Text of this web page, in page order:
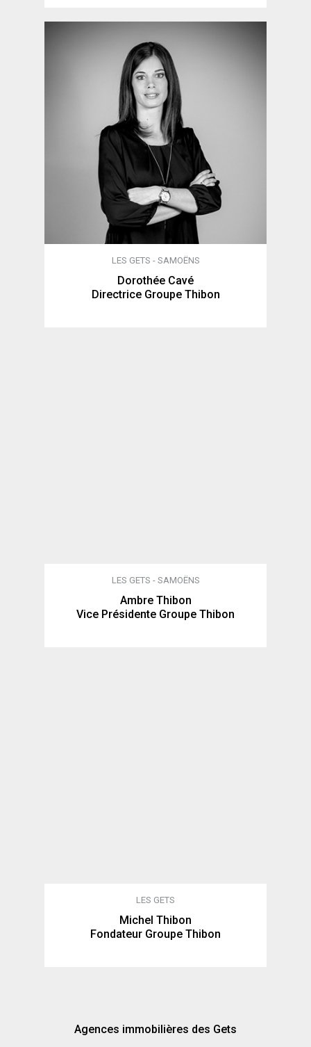
LES GETS - SAMOËNS
Dorothée Cavé
Directrice Groupe Thibon
LES GETS - SAMOËNS
Ambre Thibon
Vice Présidente Groupe Thibon
LES GETS
Michel Thibon
Fondateur Groupe Thibon
Agences immobilières des Gets